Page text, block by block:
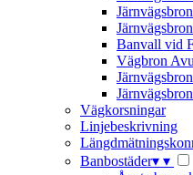
Banvall vid
Vägbron
Vägkorsningar
Linjebeskrivning
Banbostäder▾ ▾